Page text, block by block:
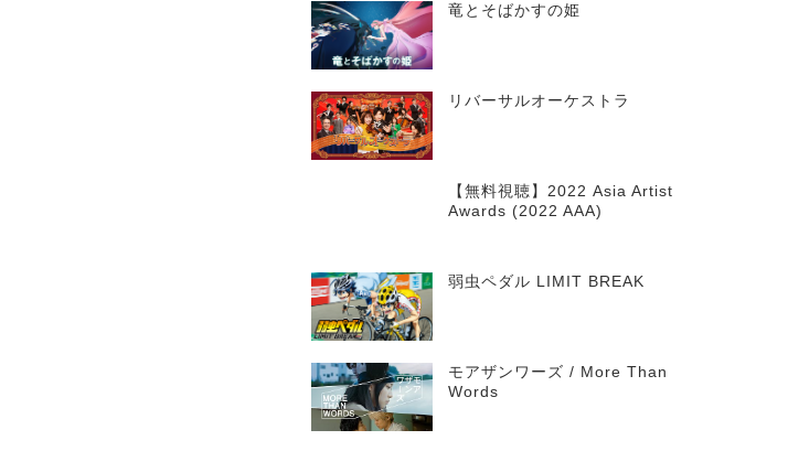
竜とそばかすの姫
リバーサルオーケストラ
【無料視聴】2022 Asia Artist
Awards (2022 AAA)
弱虫ペダル LIMIT BREAK
モアザンワーズ / More Than
Words